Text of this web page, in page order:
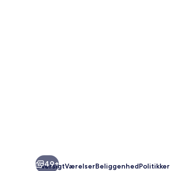
49+
OversigtVærelserBeliggenhedPolitikker